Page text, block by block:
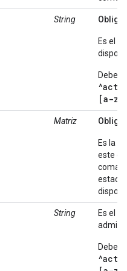
String
Es el
Debe
[a-
Matriz
Es la
este
String
Es el
Debe